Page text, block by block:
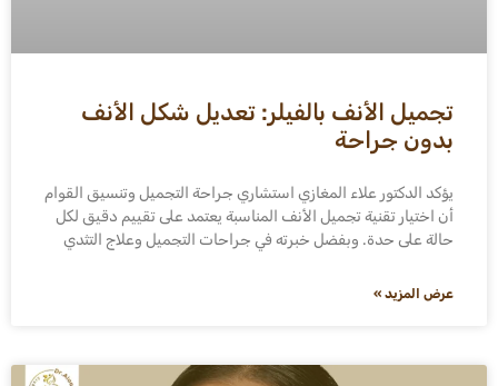
تجميل الأنف بالفيلر: تعديل شكل الأنف
بدون جراحة
يؤكد الدكتور علاء المغازي استشاري جراحة التجميل وتنسيق القوام
أن اختيار تقنية تجميل الأنف المناسبة يعتمد على تقييم دقيق لكل
حالة على حدة. وبفضل خبرته في جراحات التجميل وعلاج التثدي
عرض المزيد »